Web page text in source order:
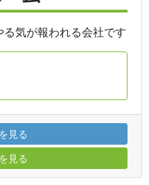
気が報われる会社です
見る
見る